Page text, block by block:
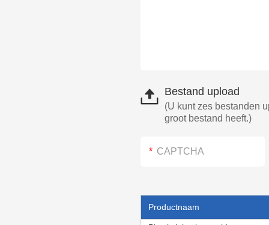
Bestand upload
(U kunt zes bestanden
groot bestand heeft.)
Productnaam